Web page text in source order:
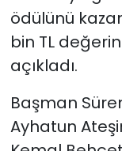
ödülünü
bin TL
açıkladı.
Başman
Ayhatun